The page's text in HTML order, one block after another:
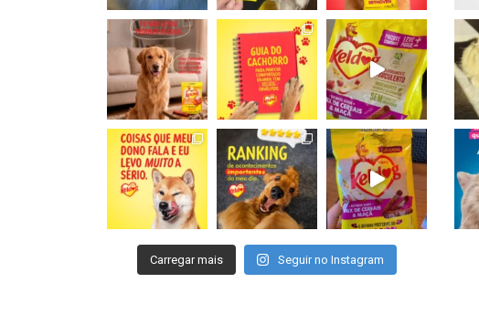
Carregar mais Seguir no Instagram